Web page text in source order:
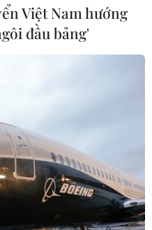
Việt Nam hướng
đầu bảng'